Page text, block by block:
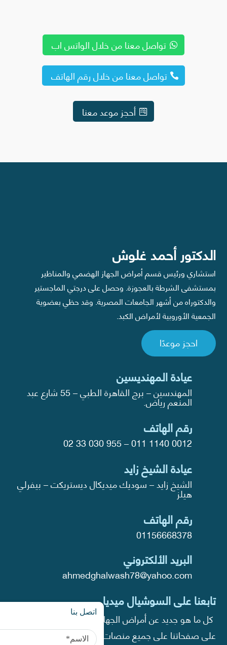
تواصل معنا من خلال الواتس اب
تواصل معنا من خلال رقم الهاتف
أحجز موعد معنا
البريد الألكتروني
ahmedghalwash78@yahoo.com
تابعنا على السوشيال ميديا
كل ما هو جديد عن أمراض الجهاز الهضمي والكبد تجده
على صفحاتنا على جميع منصات التواصل الاجتماعي.
عيادة المهنديسين
المهندسين – برج القاهرة الطبي – 55 شارع عبد
المنعم رياض.
رقم الهاتف
02 33 030 955–011 1140 0012
عيادة الشيخ زايد
هيلز
رقم الهاتف
01156668378
الدكتور أحمد غلوش
استشاري ورئيس قسم أمراض الجهاز الهضمي والمناظير
بمستشفى الشرطة بالعجوزة. وحصل على درجتي الماجستير
والدكتوراه من أشهر الجامعات المصرية. وقد حظي بعضوية
الجمعية الأوروبية لأمراض الكبد.
احجز موعدًا
اتصل بنا